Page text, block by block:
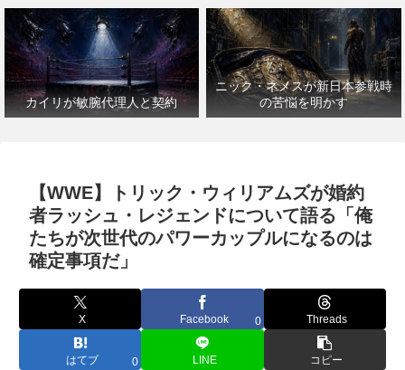
カイリが敏腕代理人と契約
ニック・ネメスが新日本参戦時
の苦悩を明かす
【WWE】トリック・ウィリアムズが婚約
者ラッシュ・レジェンドについて語る「俺
たちが次世代のパワーカップルになるのは
確定事項だ」
X Facebook 0 Threads
はてブ 0 LINE コピー